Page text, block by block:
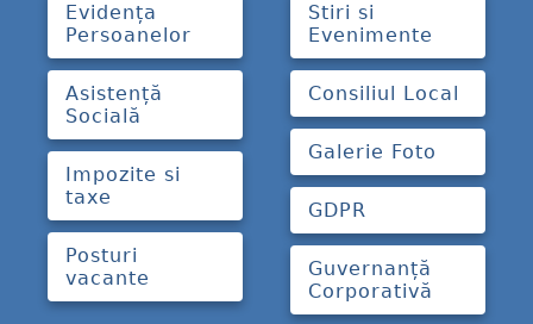
Evidența
Persoanelor
Asistență
Socială
Impozite si
taxe
Posturi
vacante
Stiri si
Evenimente
Consiliul Local
Galerie Foto
GDPR
Guvernanță
Corporativă